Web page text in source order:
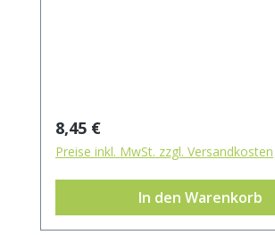
Regulärer Preis:
8,45 €
Preise inkl. MwSt. zzgl. Versandkosten
In den Warenkorb